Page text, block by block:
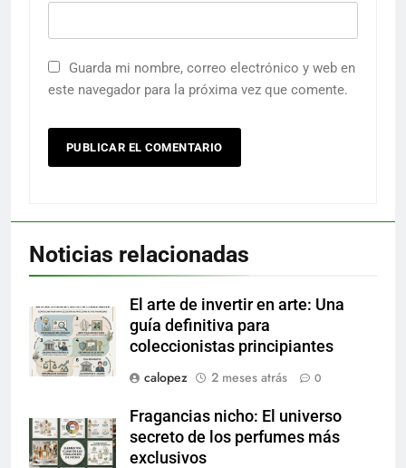
Guarda mi nombre, correo electrónico y web en
este navegador para la próxima vez que comente.
Noticias relacionadas
El arte de invertir en arte: Una
guía definitiva para
coleccionistas principiantes
calopez
2 meses atrás 0
Fragancias nicho: El universo
secreto de los perfumes más
exclusivos